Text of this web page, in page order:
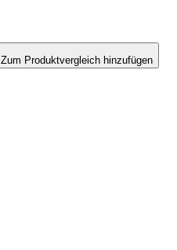
Zum Produktvergleich hinzufügen